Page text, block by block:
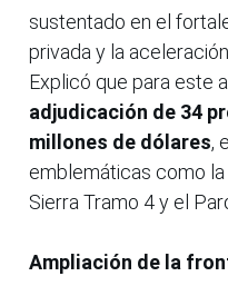
sustentado en el
privada y la
Explicó que para este
adjudicación de 34
millones de dólares,
emblemáticas como
Sierra Tramo 4 y el
Ampliación de la